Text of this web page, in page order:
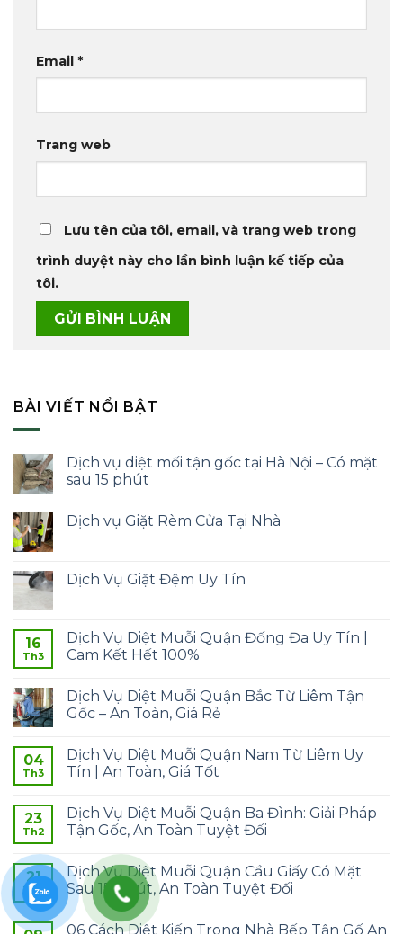
Email *
Trang web
Lưu tên của tôi, email, và trang web trong
trình duyệt này cho lần bình luận kế tiếp của
tôi.
BÀI VIẾT NỔI BẬT
Dịch vụ diệt mối tận gốc tại Hà Nội – Có mặt
sau 15 phút
Dịch vụ Giặt Rèm Cửa Tại Nhà
Dịch Vụ Giặt Đệm Uy Tín
16
Th3
Dịch Vụ Diệt Muỗi Quận Đống Đa Uy Tín |
Cam Kết Hết 100%
Dịch Vụ Diệt Muỗi Quận Bắc Từ Liêm Tận
Gốc – An Toàn, Giá Rẻ
04
Th3
Dịch Vụ Diệt Muỗi Quận Nam Từ Liêm Uy
Tín | An Toàn, Giá Tốt
23
Th2
Dịch Vụ Diệt Muỗi Quận Ba Đình: Giải Pháp
Tận Gốc, An Toàn Tuyệt Đối
21
Th2
Dịch Vụ Diệt Muỗi Quận Cầu Giấy Có Mặt
Sau 15 Phút, An Toàn Tuyệt Đối
06 Cách Diệt Kiến Trong Nhà Bếp Tận Gố An